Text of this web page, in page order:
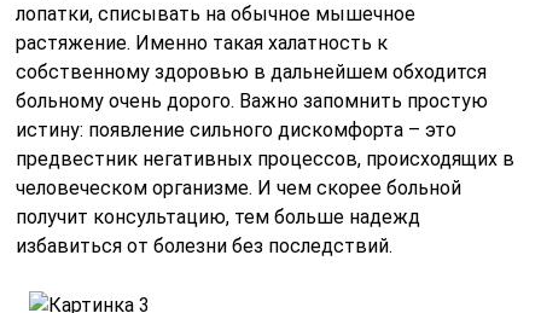
лопатки, списывать на обычное мышечное
растяжение. Именно такая халатность к
собственному здоровью в дальнейшем обходится
больному очень дорого. Важно запомнить простую
истину: появление сильного дискомфорта – это
предвестник негативных процессов, происходящих в
человеческом организме. И чем скорее больной
получит консультацию, тем больше надежд
избавиться от болезни без последствий.